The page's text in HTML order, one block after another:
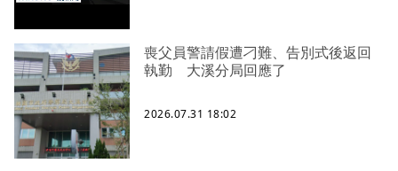
喪父員警請假遭刁難、告別式後返回
執勤 大溪分局回應了
2026.07.31 18:02